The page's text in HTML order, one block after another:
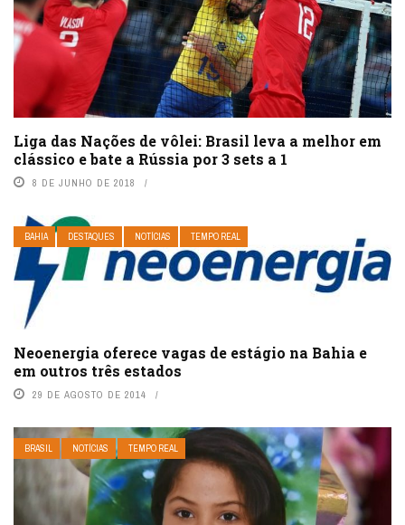
Liga das Nações de vôlei: Brasil leva a melhor em
clássico e bate a Rússia por 3 sets a 1
8 DE JUNHO DE 2018
BAHIA DESTAQUES NOTÍCIAS TEMPO REAL
Neoenergia oferece vagas de estágio na Bahia e
em outros três estados
29 DE AGOSTO DE 2014
BRASIL NOTÍCIAS TEMPO REAL